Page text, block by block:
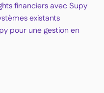
financiers avec Supy
existants
pour une gestion en